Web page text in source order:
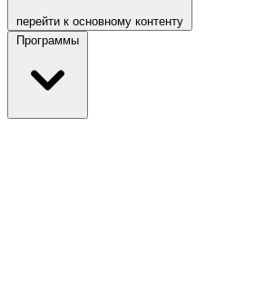
перейти к основному контенту
Программы